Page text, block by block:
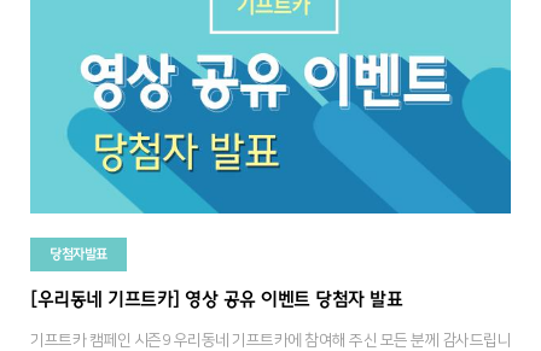
당첨자발표
[우리동네 기프트카] 영상 공유 이벤트 당첨자 발표
기프트카 캠페인 시즌9 우리동네 기프트카에 참여해 주신 모든 분께 감사드립니